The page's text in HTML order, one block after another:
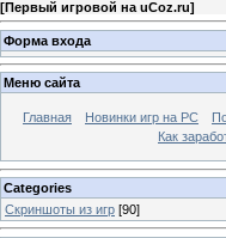
[Первый игровой на uCoz.ru]
Форма входа
Меню сайта
Главная Новинки игр на PC
Как
Categories
Скриншоты из игр [90]